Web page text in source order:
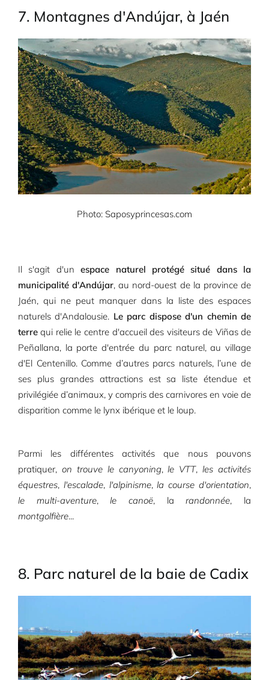
7. Montagnes d'Andújar, à Jaén
Photo: Saposyprincesas.com
Il s'agit d'unespace naturel protégé situé dans la
municipalité d'Andújar, au nord-ouest de la province de
Jaén, qui ne peut manquer dans la liste des espaces
naturels d'Andalousie. Le parc dispose d'un chemin de
terrequi relie le centre d'accueil des visiteurs de Viñas de
Peñallana, la porte d'entrée du parc naturel, au village
d'El Centenillo. Comme d’autres parcs naturels, l’une de
ses plus grandes attractions est sa liste étendue et
privilégiée d’animaux, y compris des carnivores en voie de
disparition comme le lynx ibérique et le loup.
Parmi les différentes activités que nous pouvons
pratiquer, on trouve le canyoning,le VTT,les activités
équestres, l'escalade, l'alpinisme,la course d'orientation,
le multi-aventure,le canoë, larandonnée, la
montgolfière...
8. Parc naturel de la baie de Cadix